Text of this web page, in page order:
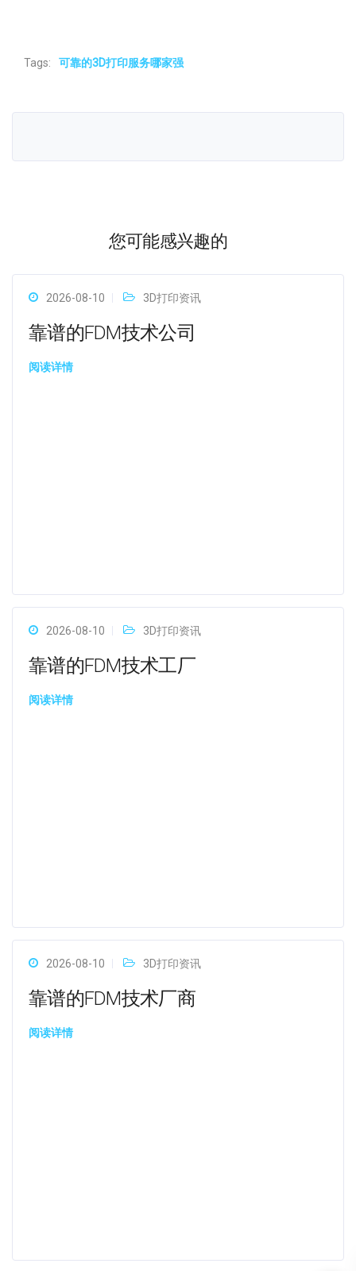
Tags: 可靠的3D打印服务哪家强
您可能感兴趣的
2026-08-10 3D打印资讯
靠谱的FDM技术公司
阅读详情
2026-08-10 3D打印资讯
靠谱的FDM技术工厂
阅读详情
2026-08-10 3D打印资讯
靠谱的FDM技术厂商
阅读详情